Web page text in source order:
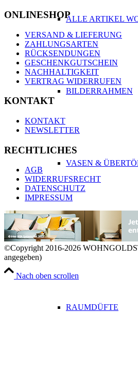
ALLE ARTIKEL
BILDERRAHMEN
VASEN &
KERZEN &
RAUMDÜFTE
ONLINESHOP
VERSAND & LIEFERUNG
ZAHLUNGSARTEN
RÜCKSENDUNGEN
GESCHENKGUTSCHEIN
NACHHALTIGKEIT
VERTRAG WIDERRUFEN
KONTAKT
KONTAKT
NEWSLETTER
RECHTLICHES
AGB
WIDERRUFSRECHT
DATENSCHUTZ
IMPRESSUM
©Copyright 2016-2026
angegeben)
Nach oben scrollen